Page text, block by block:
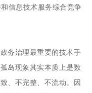
信息技术服务综合竞争
务治理最重要的技术手
岛现象其实本质上是数
、不完整、不流动。因